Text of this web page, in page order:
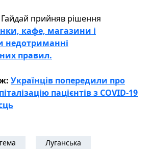
прийняв рішення
кафе, магазини і
недотриманні
правил.
Українців попередили про
пацієнтів з СOVID-19
Луганська